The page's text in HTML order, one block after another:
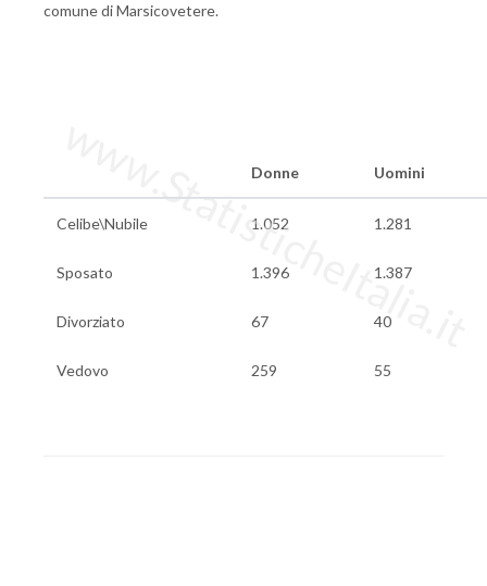
comune di Marsicovetere.
Donne Uomini
Celibe\Nubile 1.052 1.281
Sposato 1.396 1.387
Divorziato 67 40
Vedovo 259 55
www.StatisticheItalia.it